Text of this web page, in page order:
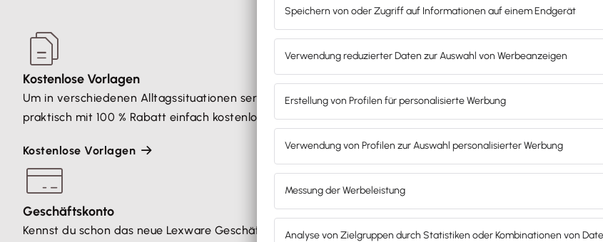
Kostenlose Vorlagen
Um in verschiedenen Alltagssituationen seriös auftreten zu können, sind Vorlagen eine ideale Lösung.
praktisch mit 100 % Rabatt einfach kostenlos herunterladen.
Kostenlose Vorlagen
Geschäftskonto
Kennst du schon das neue Lexware Geschäftskonto? Buchhaltung und Banking sind so perfekt integriert!